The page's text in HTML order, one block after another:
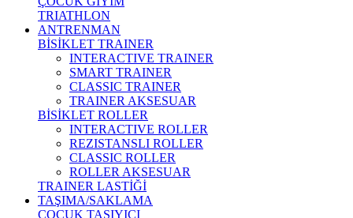
TRIATHLON
ANTRENMAN
BİSİKLET TRAINER
INTERACTIVE TRAINER
SMART TRAINER
CLASSIC TRAINER
TRAINER AKSESUAR
BİSİKLET ROLLER
INTERACTIVE ROLLER
REZISTANSLI ROLLER
CLASSIC ROLLER
ROLLER AKSESUAR
TRAINER LASTİĞİ
TAŞIMA/SAKLAMA
ÇOCUK TAŞIYICI